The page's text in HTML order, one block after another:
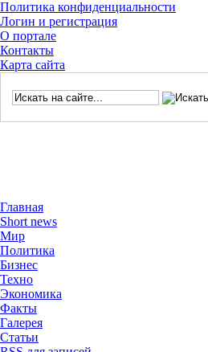
Политика конфиденциальности
Логин и регистрация
О портале
Контакты
Карта сайта
Главная
Short news
Мир
Политика
Бизнес
Техно
Экономика
Факты
Галерея
Статьи